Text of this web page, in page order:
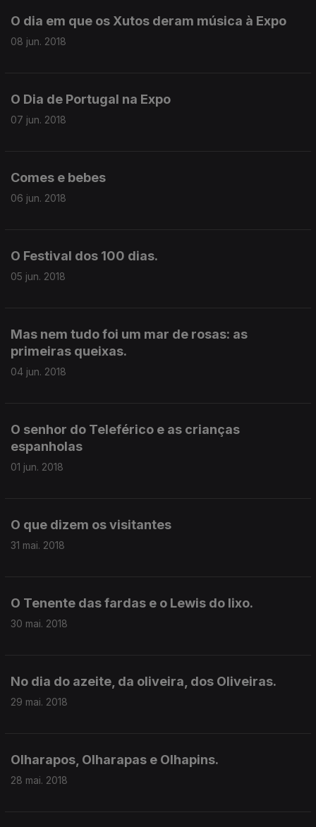
O dia em que os Xutos deram música à Expo
08 jun. 2018
O Dia de Portugal na Expo
07 jun. 2018
Comes e bebes
06 jun. 2018
O Festival dos 100 dias.
05 jun. 2018
Mas nem tudo foi um mar de rosas: as
primeiras queixas.
04 jun. 2018
O senhor do Teleférico e as crianças
espanholas
01 jun. 2018
O que dizem os visitantes
31 mai. 2018
O Tenente das fardas e o Lewis do lixo.
30 mai. 2018
No dia do azeite, da oliveira, dos Oliveiras.
29 mai. 2018
Olharapos, Olharapas e Olhapins.
28 mai. 2018